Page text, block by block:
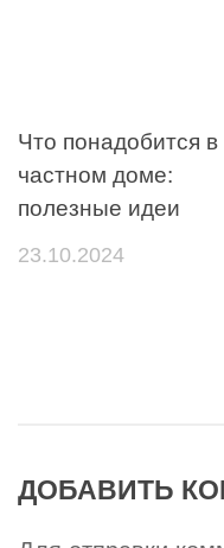
Что понадобится в
частном доме:
полезные идеи
23.10.2024
ДОБАВИТЬ